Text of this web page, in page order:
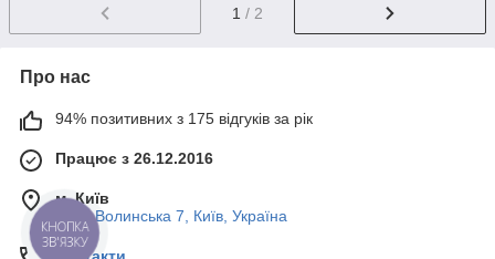
1 / 2
Про нас
94% позитивних з 175 відгуків за рік
Працює з 26.12.2016
м. Київ
Пост-Волинська 7, Київ, Україна
КНОПКА
ЗВ'ЯЗКУ